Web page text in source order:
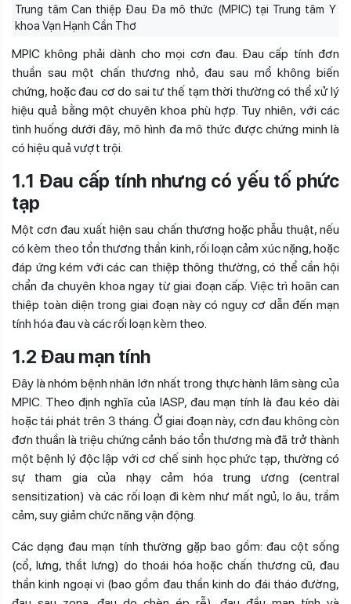
Trung tâm Can thiệp Đau Đa mô thức (MPIC) tại Trung tâm Y
khoa Vạn Hạnh Cần Thơ
MPIC không phải dành cho mọi cơn đau. Đau cấp tính đơn
thuần sau một chấn thương nhỏ, đau sau mổ không biến
chứng, hoặc đau cơ do sai tư thế tạm thời thường có thể xử lý
hiệu quả bằng một chuyên khoa phù hợp. Tuy nhiên, với các
tình huống dưới đây, mô hình đa mô thức được chứng minh là
có hiệu quả vượt trội.
1.1 Đau cấp tính nhưng có yếu tố phức
tạp
Một cơn đau xuất hiện sau chấn thương hoặc phẫu thuật, nếu
có kèm theo tổn thương thần kinh, rối loạn cảm xúc nặng, hoặc
đáp ứng kém với các can thiệp thông thường, có thể cần hội
chẩn đa chuyên khoa ngay từ giai đoạn cấp. Việc trì hoãn can
thiệp toàn diện trong giai đoạn này có nguy cơ dẫn đến mạn
tính hóa đau và các rối loạn kèm theo.
1.2 Đau mạn tính
Đây là nhóm bệnh nhân lớn nhất trong thực hành lâm sàng của
MPIC. Theo định nghĩa của IASP, đau mạn tính là đau kéo dài
hoặc tái phát trên 3 tháng. Ở giai đoạn này, cơn đau không còn
đơn thuần là triệu chứng cảnh báo tổn thương mà đã trở thành
một bệnh lý độc lập với cơ chế sinh học phức tạp, thường có
sự tham gia của nhạy cảm hóa trung ương (central
sensitization) và các rối loạn đi kèm như mất ngủ, lo âu, trầm
cảm, suy giảm chức năng vận động.
Các dạng đau mạn tính thường gặp bao gồm: đau cột sống
(cổ, lưng, thắt lưng) do thoái hóa hoặc chấn thương cũ, đau
thần kinh ngoại vi (bao gồm đau thần kinh do đái tháo đường,